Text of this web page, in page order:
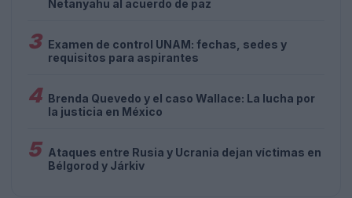
Netanyahu al acuerdo de paz
3 Examen de control UNAM: fechas, sedes y
requisitos para aspirantes
4 Brenda Quevedo y el caso Wallace: La lucha por
la justicia en México
5 Ataques entre Rusia y Ucrania dejan víctimas en
Bélgorod y Járkiv